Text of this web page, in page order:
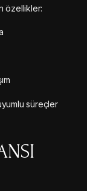
özellikler:
süreçler